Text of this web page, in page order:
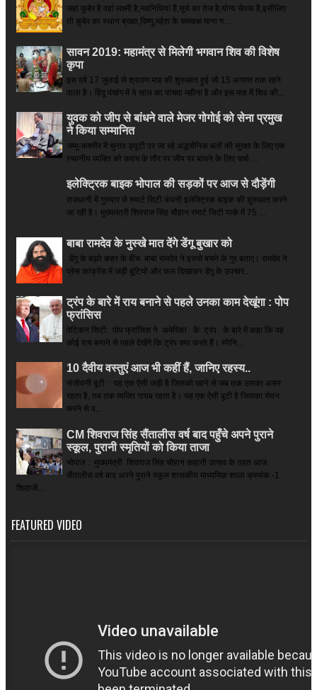
जहां कुबेर है­ वहां लक्ष्मी है,नवनिधियां हैं,सूर्य का तेज है,योग्य सेवक है,इसीलिए
तो कुबेर का स्थान ब्रह्मा,विष्णु,महेश के समकक्ष माना ग...
सावन 2019: महामंत्र से मिलेगी भगवान शिव की विशेष
कृपा
इस वर्ष 17 जुलाई से श्रावण माह की शुरुआत हुई जो 15 अगस्त तक रहने
वाला है। हिंदू पंचांग में ये साल का पांचवा महीना है और इस माह में शिव की...
युवक को जीप से बांधने वाले मेजर गोगोई को सेना प्रमुख
ने किया सम्‍मानित
जम्मू-कश्मीर में चुनाव ड्यूटी पर जा रहे अद्धसैनिक बलों की सुरक्षा के लिए एक
स्थानीय व्यक्ति को कवच के तौर पर जीप पर बांधने के लिए चर्चा ...
इलेक्ट्रिक बाइक भोपाल की सड़कों पर आज से दौड़ेंगी
राजधानी में गुरुवार से स्मार्ट सिटी कंपनी इलेक्ट्रिक बाइक की शुरुआत करने
जा रही है। मुख्यमंत्री शिवराज सिंह चौहान स्मार्ट सिटी पार्क में 75 ...
बाबा रामदेव के नुस्खे मात देंगे डेंगू बुखार को
डेंगू के बढ़ते कहर के बीच बाबा रामदेव ने इससे बचने के गुर बताए। रामदेव ने
प्रेस कांफ्रेंस में जड़ी बूटियों और फल दिखाकर डेंगू के उपचार...
ट्रंप के बारे में राय बनाने से पहले उनका काम देखूंगा : पोप
फ्रांसिस
वेटिकन सिटी: पोप फ्रांसिस ने अमेरिका के ट्रंप के बारे में कहा कि वह
कोई राय बनाने से पहले देखेंगे कि ट्रंप क्या करते हैं। स्पेनि...
10 दैवीय वस्तुएं आज भी कहीं हैं, जानिए रहस्य..
संजीवनी बूटी : यह एक ऐसी जड़ी है जिसको खाने से जब तक उसका असर
रहता है, तब तक व्यक्ति गायब रहता है। यह एक ऐसी बूटी है जिसका सेवन
करने से व...
CM शिवराज सिंह सैंतालीस वर्ष बाद पहुँचे अपने पुराने
स्कूल, पुरानी स्मृतियों को किया ताजा
भोपाल : मुख्यमंत्री शिवराज सिंह चौहान कहानी उत्सव के तहत आज
सैंतालीस वर्ष बाद अपने पुराने स्कूल शासकीय माध्यमिक शाला क्रमांक -1
शिवाजी...
FEATURED VIDEO